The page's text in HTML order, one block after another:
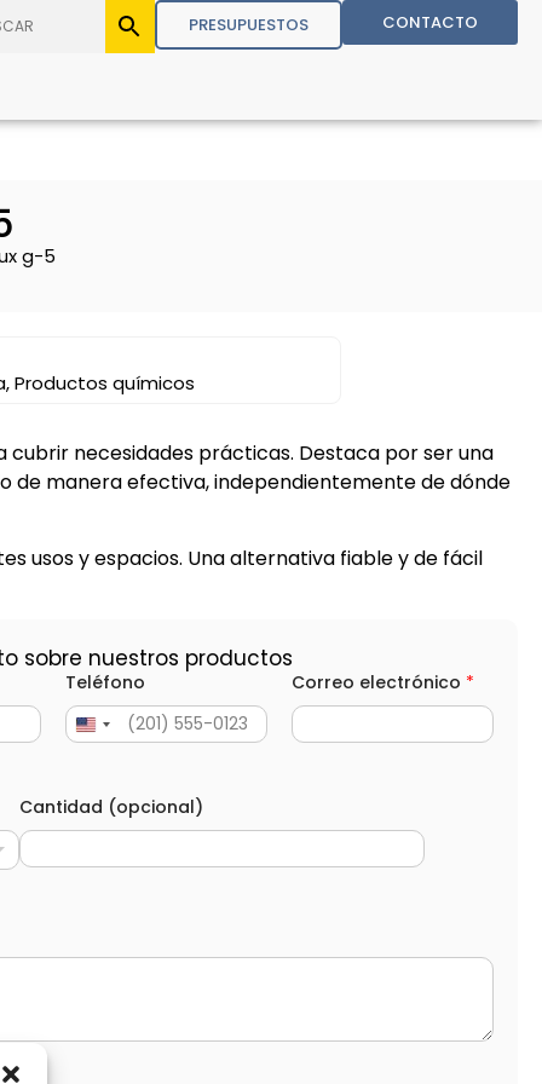
PRESUPUESTOS CONTACTO
g-5
,Productos químicos
necesidades prácticas. Destaca por ser una
de manera efectiva, independientemente de dónde
usos y espacios. Una alternativa fiable y de fácil
sobre nuestros productos
Teléfono Correo electrónico *
Cantidad (opcional)